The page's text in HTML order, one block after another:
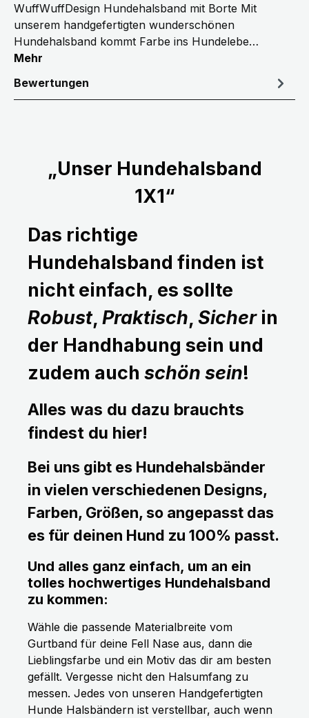
WuffWuffDesign Hundehalsband mit Borte Mit
unserem handgefertigten wunderschönen
Hundehalsband kommt Farbe ins Hundelebe…
Mehr
Bewertungen
„Unser Hundehalsband
1X1“
Das richtige
Hundehalsband finden ist
nicht einfach, es sollte
Robust, Praktisch, Sicherin
der Handhabung sein und
zudem auch schön sein!
Alles was du dazu brauchts
findest du hier!
Bei uns gibt es Hundehalsbänder
in vielen verschiedenen Designs,
Farben, Größen, so angepasst das
es für deinen Hund zu 100% passt.
Und alles ganz einfach, um an ein
tolles hochwertiges Hundehalsband
zu kommen:
Wähle die passende Materialbreite vom
Gurtband für deine Fell Nase aus, dann die
Lieblingsfarbe und ein Motiv das dir am besten
gefällt. Vergesse nicht den Halsumfang zu
messen. Jedes von unseren Handgefertigten
Hunde Halsbändern ist verstellbar, auch wenn